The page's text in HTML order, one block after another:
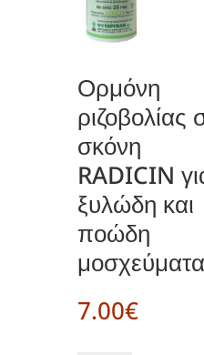
Ορμόνη
ριζοβολίας
σκόνη
RADICIN
ξυλώδη και
ποώδη
μοσχεύματα
7.00€